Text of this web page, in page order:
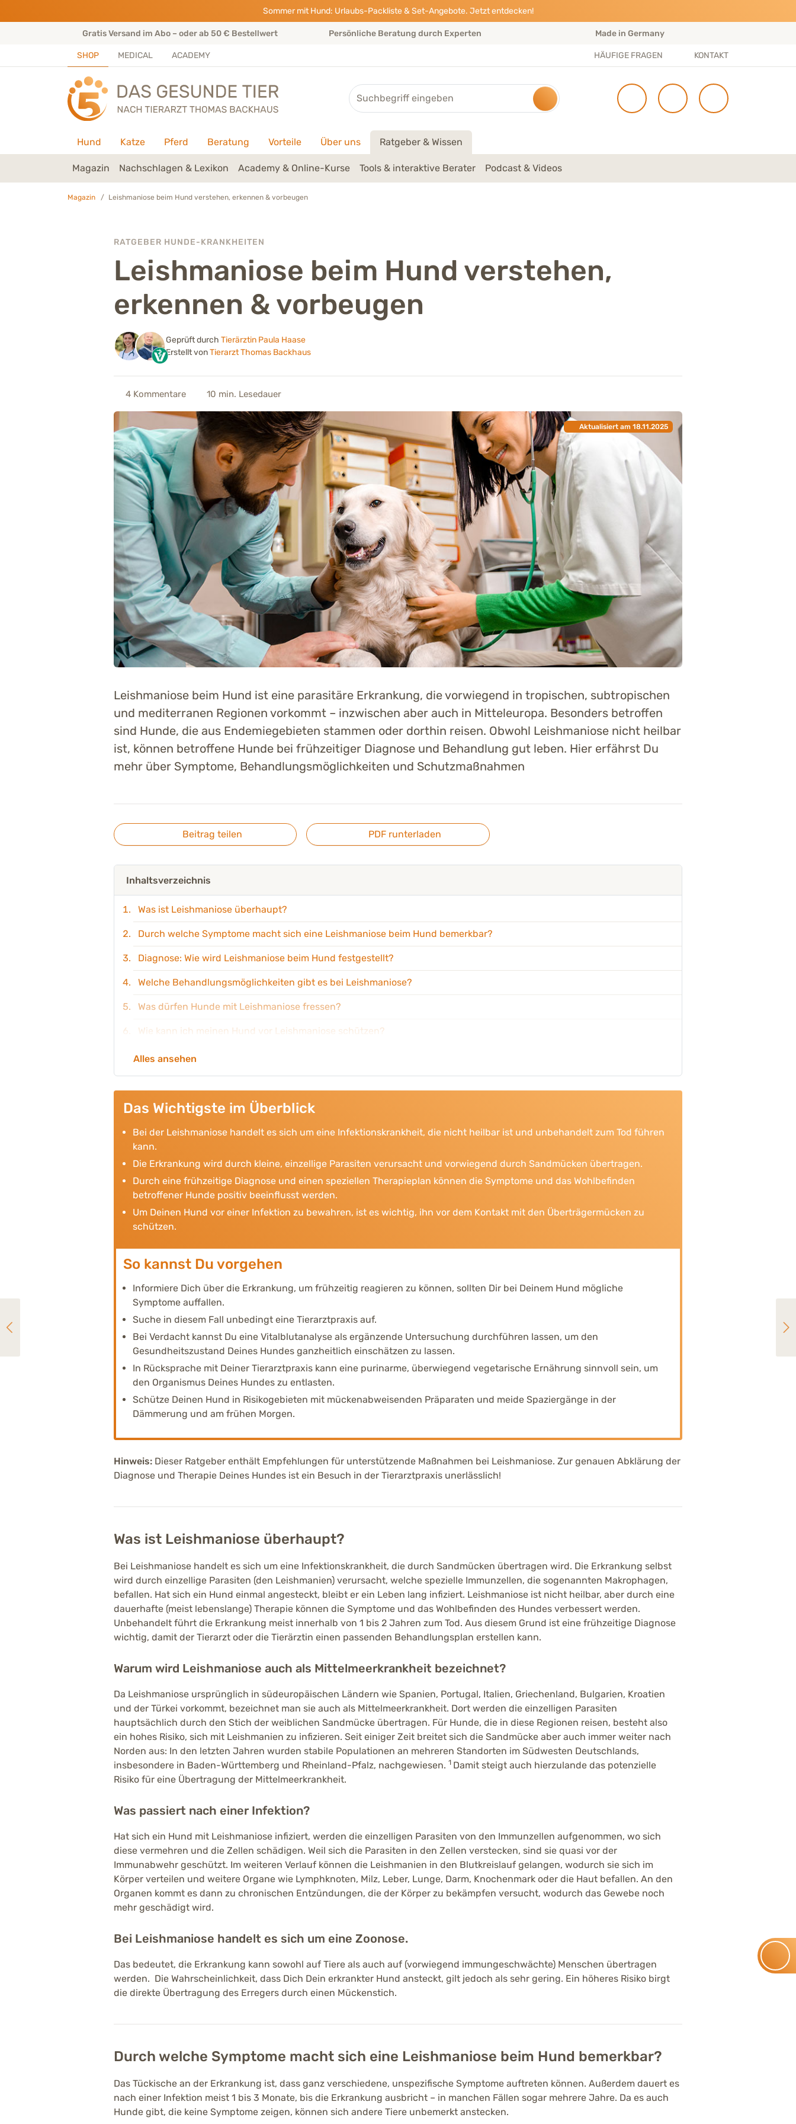
Sommer mit Hund: Urlaubs-Packliste & Set-Angebote. Jetzt entdecken!
Gratis Versand im Abo – oder ab 50 € Bestellwert Persönliche Beratung durch Experten Made in Germany
SHOP MEDICAL ACADEMY HÄUFIGE FRAGEN KONTAKT
Suche
Hund Katze Pferd Beratung Vorteile Über uns Ratgeber & Wissen
Magazin Nachschlagen & Lexikon Academy & Online-Kurse Tools & interaktive Berater Podcast & Videos
Magazin Leishmaniose beim Hund verstehen, erkennen & vorbeugen
RATGEBER HUNDE-KRANKHEITEN
Leishmaniose beim Hund verstehen,
erkennen & vorbeugen
Geprüft durch Tierärztin Paula Haase
Erstellt vonTierarzt Thomas Backhaus
4 Kommentare 10 min. Lesedauer
Aktualisiert am 18.11.2025
Leishmaniose beim Hund ist eine parasitäre Erkrankung, die vorwiegend in tropischen, subtropischen
und mediterranen Regionen vorkommt – inzwischen aber auch in Mitteleuropa. Besonders betroffen
sind Hunde, die aus Endemiegebieten stammen oder dorthin reisen. Obwohl Leishmaniose nicht heilbar
ist, können betroffene Hunde bei frühzeitiger Diagnose und Behandlung gut leben. Hier erfährst Du
mehr über Symptome, Behandlungsmöglichkeiten und Schutzmaßnahmen
Beitrag teilen PDF runterladen
Inhaltsverzeichnis
Was ist Leishmaniose überhaupt?
Durch welche Symptome macht sich eine Leishmaniose beim Hund bemerkbar?
Diagnose: Wie wird Leishmaniose beim Hund festgestellt?
Welche Behandlungsmöglichkeiten gibt es bei Leishmaniose?
Was dürfen Hunde mit Leishmaniose fressen?
Wie kann ich meinen Hund vor Leishmaniose schützen?
Produktempfehlungen
Alles ansehen
Das Wichtigste im Überblick
Bei der Leishmaniose handelt es sich um eine Infektionskrankheit, die nicht heilbar ist und unbehandelt zum Tod führen
kann.
Die Erkrankung wird durch kleine, einzellige Parasiten verursacht und vorwiegend durch Sandmücken übertragen.
Durch eine frühzeitige Diagnose und einen speziellen Therapieplan können die Symptome und das Wohlbefinden
betroffener Hunde positiv beeinflusst werden.
Um Deinen Hund vor einer Infektion zu bewahren, ist es wichtig, ihn vor dem Kontakt mit den Überträgermücken zu
schützen.
So kannst Du vorgehen
Informiere Dich über die Erkrankung, um frühzeitig reagieren zu können, sollten Dir bei Deinem Hund mögliche
Symptome auffallen.
Suche in diesem Fall unbedingt eine Tierarztpraxis auf.
Bei Verdacht kannst Du eine Vitalblutanalyse als ergänzende Untersuchung durchführen lassen, um den
Gesundheitszustand Deines Hundes ganzheitlich einschätzen zu lassen.
In Rücksprache mit Deiner Tierarztpraxis kann eine purinarme, überwiegend vegetarische Ernährung sinnvoll sein, um
den Organismus Deines Hundes zu entlasten.
Schütze Deinen Hund in Risikogebieten mit mückenabweisenden Präparaten und meide Spaziergänge in der
Dämmerung und am frühen Morgen.
Hinweis: Dieser Ratgeber enthält Empfehlungen für unterstützende Maßnahmen bei Leishmaniose. Zur genauen Abklärung der
Diagnose und Therapie Deines Hundes ist ein Besuch in der Tierarztpraxis unerlässlich!
Was ist Leishmaniose überhaupt?
Bei Leishmaniose handelt es sich um eine Infektionskrankheit, die durch Sandmücken übertragen wird. Die Erkrankung selbst
wird durch einzellige Parasiten (den Leishmanien) verursacht, welche spezielle Immunzellen, die sogenannten Makrophagen,
befallen. Hat sich ein Hund einmal angesteckt, bleibt er ein Leben lang infiziert. Leishmaniose ist nicht heilbar, aber durch eine
dauerhafte (meist lebenslange) Therapie können die Symptome und das Wohlbefinden des Hundes verbessert werden.
Unbehandelt führt die Erkrankung meist innerhalb von 1 bis 2 Jahren zum Tod. Aus diesem Grund ist eine frühzeitige Diagnose
wichtig, damit der Tierarzt oder die Tierärztin einen passenden Behandlungsplan erstellen kann.
Warum wird Leishmaniose auch als Mittelmeerkrankheit bezeichnet?
Da Leishmaniose ursprünglich in südeuropäischen Ländern wie Spanien, Portugal, Italien, Griechenland, Bulgarien, Kroatien
und der Türkei vorkommt, bezeichnet man sie auch als Mittelmeerkrankheit. Dort werden die einzelligen Parasiten
hauptsächlich durch den Stich der weiblichen Sandmücke übertragen. Für Hunde, die in diese Regionen reisen, besteht also
ein hohes Risiko, sich mit Leishmanien zu infizieren. Seit einiger Zeit breitet sich die Sandmücke aber auch immer weiter nach
Norden aus: In den letzten Jahren wurden stabile Populationen an mehreren Standorten im Südwesten Deutschlands,
insbesondere in Baden-Württemberg und Rheinland-Pfalz, nachgewiesen. 1 Damit steigt auch hierzulande das potenzielle
Risiko für eine Übertragung der Mittelmeerkrankheit.
Was passiert nach einer Infektion?
Hat sich ein Hund mit Leishmaniose infiziert, werden die einzelligen Parasiten von den Immunzellen aufgenommen, wo sich
diese vermehren und die Zellen schädigen. Weil sich die Parasiten in den Zellen verstecken, sind sie quasi vor der
Immunabwehr geschützt. Im weiteren Verlauf können die Leishmanien in den Blutkreislauf gelangen, wodurch sie sich im
Körper verteilen und weitere Organe wie Lymphknoten, Milz, Leber, Lunge, Darm, Knochenmark oder die Haut befallen. An den
Organen kommt es dann zu chronischen Entzündungen, die der Körper zu bekämpfen versucht, wodurch das Gewebe noch
mehr geschädigt wird.
Bei Leishmaniose handelt es sich um eine Zoonose.
Das bedeutet, die Erkrankung kann sowohl auf Tiere als auch auf (vorwiegend immungeschwächte) Menschen übertragen
werden. Die Wahrscheinlichkeit, dass Dich Dein erkrankter Hund ansteckt, gilt jedoch als sehr gering. Ein höheres Risiko birgt
die direkte Übertragung des Erregers durch einen Mückenstich.
Durch welche Symptome macht sich eine Leishmaniose beim Hund bemerkbar?
Das Tückische an der Erkrankung ist, dass ganz verschiedene, unspezifische Symptome auftreten können. Außerdem dauert es
nach einer Infektion meist 1 bis 3 Monate, bis die Erkrankung ausbricht – in manchen Fällen sogar mehrere Jahre. Da es auch
Hunde gibt, die keine Symptome zeigen, können sich andere Tiere unbemerkt anstecken.